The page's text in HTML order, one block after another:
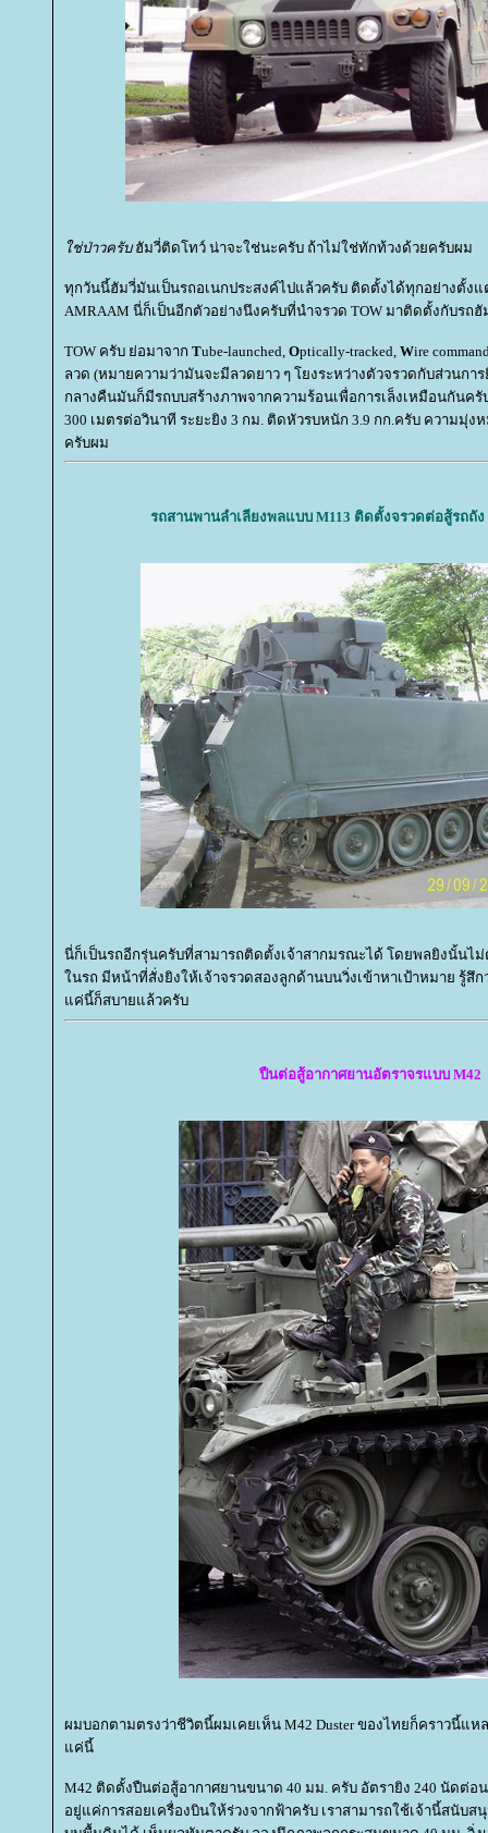
ช่ป่าวครับฮัมวี่ติดโทว์ น่าจะใช่นะครับ ถ้าไม่ใช่ทักท้วงด้วยครับผม
ทุกวันนี้ฮัมวี่มันเป็นรถอเนกประสงค์ไปแล้วครับ ติดตั้งได้ทุกอย่างตั้งแ
AMRAAM นี่ก็เป็นอีกตัวอย่างนึงครับที่นำจรวด TOW มาติดตั้งกับรถฮั
TOW ครับ ย่อมาจาก Tube-launched, Optically-tracked, Wire
ลวด (หมายความว่ามันจะมีลวดยาว ๆ โยงระหว่างตัวจรวดกับส่วนกา
กลางคืนมันก็มีรถบบสร้างภาพจากความร้อนเพื่อการเล็งเหมือนกันครั
300 เมตรต่อวินาที ระยะยิง 3 กม. ติดหัวรบหนัก 3.9 กก.ครับ ความมุ่ง
ครับผม
รถสานพานลำเลียงพลแบบ M113 ติดตั้งจรวดต่อสู้รถถัง
นี่ก็เป็นรถอีกรุ่นครับที่สามารถติดตั้งเจ้าสากมรณะได้ โดยพลยิงนั้นไ
นรถ มีหน้าที่สั่งยิงให้เจ้าจรวดสองลูกด้านบนวิ่งเข้าหาเป้าหมาย รู้สึก
ค่นี้ก็สบายแล้วครับ
ปืนต่อสู้อากาศยานอัตราจรแบบ M42
ผมบอกตามตรงว่าชีวิตนี้ผมเคยเห็น M42 Duster ของไทยก็คราวนี้แ
ค่นี้
M42 ติดตั้งปืนต่อสู้อากาศยานขนาด 40 มม. ครับ อัตรายิง 240 นัดต่
อยู่แค่การสอยเครื่องบินให้ร่วงจากฟ้าครับ เราสามารถใช้เจ้านี้สนับ